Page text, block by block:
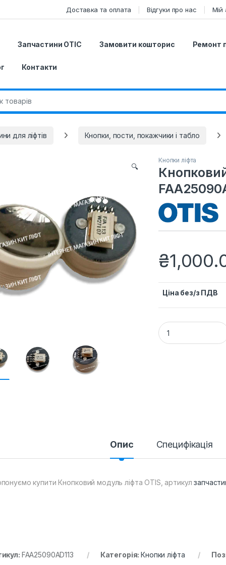
Доставка та оплата Відгуки про нас Мій
Запчастини ОТІС Замовити кошторис Ремонт
Контакти
для ліфтів Кнопки, пости, покажчики і табло
🔍
Кнопки ліфта
₴
Ціна без/з ПДВ
Кнопковий
Опис Специфікація
купити Кнопковий модуль ліфта OTIS, артикул
FAA25090AD113 Категорія:Кнопки ліфта